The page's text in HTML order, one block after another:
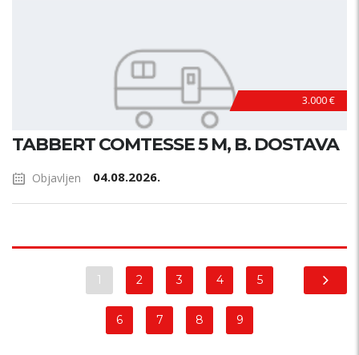
3.000 €
TABBERT COMTESSE 5 M, B. DOSTAVA
Objavljen 04.08.2026.
1 2 3 4 5
6 7 8 9